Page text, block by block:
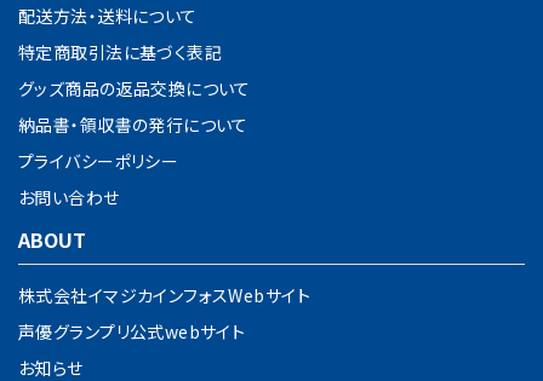
配送方法・送料について
特定商取引法に基づく表記
グッズ商品の返品交換について
納品書・領収書の発行について
プライバシーポリシー
お問い合わせ
ABOUT
株式会社イマジカインフォスWebサイト
声優グランプリ公式webサイト
お知らせ